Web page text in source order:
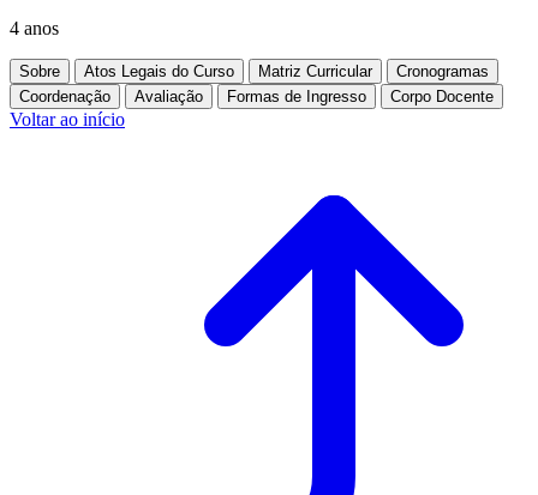
4 anos
Sobre Atos Legais do Curso Matriz Curricular
Cronogramas
Coordenação
Avaliação Formas de Ingresso Corpo Docente
Voltar ao início